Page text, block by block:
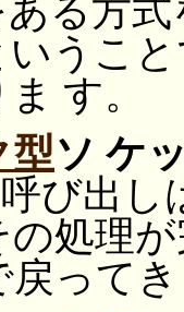
る方
いうこ
す。
型ソ ケ
呼び出
の処理
戻って